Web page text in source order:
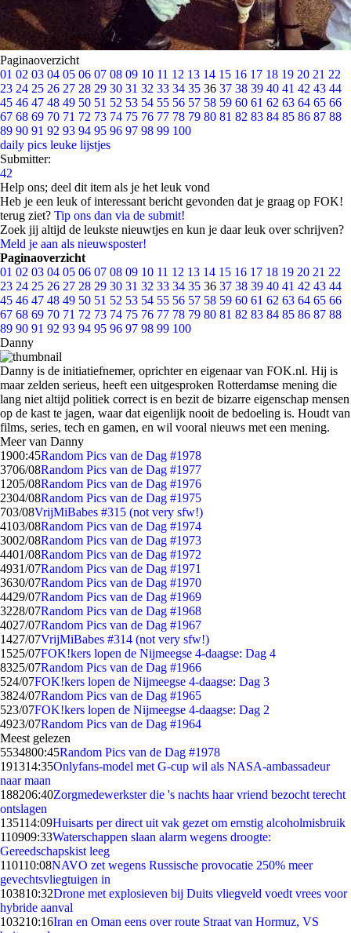
Paginaoverzicht
01 02 03 04 05 06 07 08 09 10 11 12 13 14 15 16 17 18 19 20 21 22
23 24 25 26 27 28 29 30 31 32 33 34 35 36 37 38 39 40 41 42 43 44
45 46 47 48 49 50 51 52 53 54 55 56 57 58 59 60 61 62 63 64 65 66
67 68 69 70 71 72 73 74 75 76 77 78 79 80 81 82 83 84 85 86 87 88
89 90 91 92 93 94 95 96 97 98 99 100
daily pics leuke lijstjes
Submitter:
42
Help ons; deel dit item als je het leuk vond
Heb je een leuk of interessant bericht gevonden dat je graag op FOK!
terug ziet? Tip ons dan via de submit!
Zoek jij altijd de leukste nieuwtjes en kun je daar leuk over schrijven?
Meld je aan als nieuwsposter!
Paginaoverzicht
01 02 03 04 05 06 07 08 09 10 11 12 13 14 15 16 17 18 19 20 21 22
23 24 25 26 27 28 29 30 31 32 33 34 35 36 37 38 39 40 41 42 43 44
45 46 47 48 49 50 51 52 53 54 55 56 57 58 59 60 61 62 63 64 65 66
67 68 69 70 71 72 73 74 75 76 77 78 79 80 81 82 83 84 85 86 87 88
89 90 91 92 93 94 95 96 97 98 99 100
Danny
Danny is de initiatiefnemer, oprichter en eigenaar van FOK.nl. Hij is
maar zelden serieus, heeft een uitgesproken Rotterdamse mening die
lang niet altijd politiek correct is en bezit de bizarre eigenschap mensen
op de kast te jagen, waar dat eigenlijk nooit de bedoeling is. Houdt van
films, series, tech en gamen, en wil vooral nieuws met een mening.
Meer van Danny
1900:45Random Pics van de Dag #1978
3706/08Random Pics van de Dag #1977
1205/08Random Pics van de Dag #1976
2304/08Random Pics van de Dag #1975
703/08VrijMiBabes #315 (not very sfw!)
4103/08Random Pics van de Dag #1974
3002/08Random Pics van de Dag #1973
4401/08Random Pics van de Dag #1972
4931/07Random Pics van de Dag #1971
3630/07Random Pics van de Dag #1970
4429/07Random Pics van de Dag #1969
3228/07Random Pics van de Dag #1968
4027/07Random Pics van de Dag #1967
1427/07VrijMiBabes #314 (not very sfw!)
1525/07FOK!kers lopen de Nijmeegse 4-daagse: Dag 4
8325/07Random Pics van de Dag #1966
524/07FOK!kers lopen de Nijmeegse 4-daagse: Dag 3
3824/07Random Pics van de Dag #1965
523/07FOK!kers lopen de Nijmeegse 4-daagse: Dag 2
4923/07Random Pics van de Dag #1964
Meest gelezen
5534800:45Random Pics van de Dag #1978
191314:35Onlyfans-model met G-cup wil als NASA-ambassadeur
naar maan
188206:40Zorgmedewerkster die 's nachts haar vriend bezocht terecht
ontslagen
135114:09Huisarts per direct uit vak gezet om ernstig alcoholmisbruik
110909:33Waterschappen slaan alarm wegens droogte:
Gereedschapskist leeg
110110:08NAVO zet wegens Russische provocatie 250% meer
gevechtsvliegtuigen in
103810:32Drone met explosieven bij Duits vliegveld voedt vrees voor
hybride aanval
103210:16Iran en Oman eens over route Straat van Hormuz, VS